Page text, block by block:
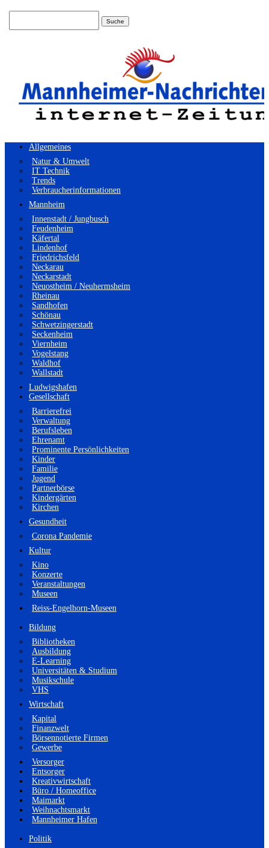
Allgemeines
Natur & Umwelt
IT Technik
Trends
Verbraucherinformationen
Mannheim
Innenstadt / Jungbusch
Feudenheim
Käfertal
Lindenhof
Friedrichsfeld
Neckarau
Neckarstadt
Neuostheim / Neuhermsheim
Rheinau
Sandhofen
Schönau
Schwetzingerstadt
Seckenheim
Viernheim
Vogelstang
Waldhof
Wallstadt
Ludwigshafen
Gesellschaft
Barrierefrei
Verwaltung
Berufsleben
Ehrenamt
Prominente Persönlichkeiten
Kinder
Familie
Jugend
Partnerbörse
Kindergärten
Kirchen
Gesundheit
Corona Pandemie
Kultur
Kino
Konzerte
Veranstaltungen
Museen
Reiss-Engelhorn-Museen
Bildung
Bibliotheken
Ausbildung
E-Learning
Universitäten & Studium
Musikschule
VHS
Wirtschaft
Kapital
Finanzwelt
Börsennotierte Firmen
Gewerbe
Versorger
Entsorger
Kreativwirtschaft
Büro / Homeoffice
Maimarkt
Weihnachtsmarkt
Mannheimer Hafen
Politik